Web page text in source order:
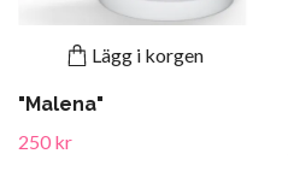
Lägg i korgen
"Malena"
250 kr